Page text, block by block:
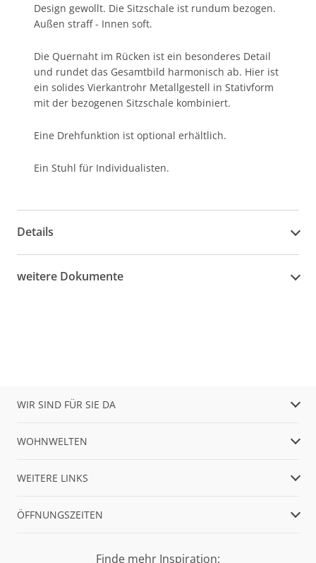
Design gewollt. Die Sitzschale ist rundum bezogen.
Außen straff - Innen soft.
Die Quernaht im Rücken ist ein besonderes Detail
und rundet das Gesamtbild harmonisch ab. Hier ist
ein solides Vierkantrohr Metallgestell in Stativform
mit der bezogenen Sitzschale kombiniert.
Eine Drehfunktion ist optional erhältlich.
Ein Stuhl für Individualisten.
Details
weitere Dokumente
WIR SIND FÜR SIE DA
WOHNWELTEN
WEITERE LINKS
ÖFFNUNGSZEITEN
Finde mehr Inspiration: